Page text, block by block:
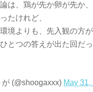
は、鶏が先か卵が先か
たけれど、
環境よりも、先入観の方
とつの答えが出た回だ
(@shoogaxxx) May 31,